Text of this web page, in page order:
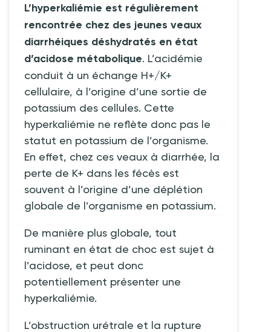
L’hyperkaliémie est régulièrement
rencontrée chez des jeunes veaux
diarrhéiques déshydratés en état
d’acidose métabolique. L’acidémie
conduit à un échange H+/K+
cellulaire, à l’origine d’une sortie de
potassium des cellules. Cette
hyperkaliémie ne reflète donc pas le
statut en potassium de l’organisme.
En effet, chez ces veaux à diarrhée, la
perte de K+ dans les fécès est
souvent à l’origine d’une déplétion
globale de l’organisme en potassium.
De manière plus globale, tout
ruminant en état de choc est sujet à
l’acidose, et peut donc
potentiellement présenter une
hyperkaliémie.
L’obstruction urétrale et la rupture